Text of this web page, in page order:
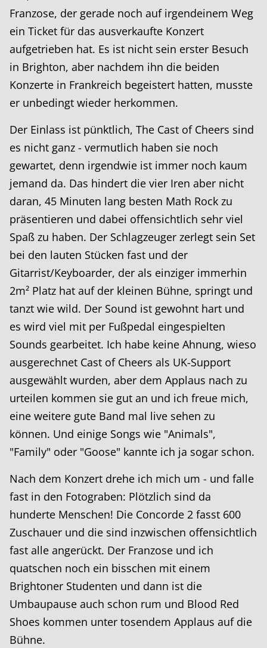
Franzose, der gerade noch auf irgendeinem Weg
ein Ticket für das ausverkaufte Konzert
aufgetrieben hat. Es ist nicht sein erster Besuch
in Brighton, aber nachdem ihn die beiden
Konzerte in Frankreich begeistert hatten, musste
er unbedingt wieder herkommen.
Der Einlass ist pünktlich, The Cast of Cheers sind
es nicht ganz - vermutlich haben sie noch
gewartet, denn irgendwie ist immer noch kaum
jemand da. Das hindert die vier Iren aber nicht
daran, 45 Minuten lang besten Math Rock zu
präsentieren und dabei offensichtlich sehr viel
Spaß zu haben. Der Schlagzeuger zerlegt sein Set
bei den lauten Stücken fast und der
Gitarrist/Keyboarder, der als einziger immerhin
2m² Platz hat auf der kleinen Bühne, springt und
tanzt wie wild. Der Sound ist gewohnt hart und
es wird viel mit per Fußpedal eingespielten
Sounds gearbeitet. Ich habe keine Ahnung, wieso
ausgerechnet Cast of Cheers als UK-Support
ausgewählt wurden, aber dem Applaus nach zu
urteilen kommen sie gut an und ich freue mich,
eine weitere gute Band mal live sehen zu
können. Und einige Songs wie "Animals",
"Family" oder "Goose" kannte ich ja sogar schon.
Nach dem Konzert drehe ich mich um - und falle
fast in den Fotograben: Plötzlich sind da
hunderte Menschen! Die Concorde 2 fasst 600
Zuschauer und die sind inzwischen offensichtlich
fast alle angerückt. Der Franzose und ich
quatschen noch ein bisschen mit einem
Brightoner Studenten und dann ist die
Umbaupause auch schon rum und Blood Red
Shoes kommen unter tosendem Applaus auf die
Bühne.